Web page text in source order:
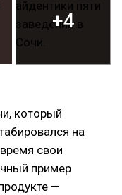
+4
который
на
свои
пример
—